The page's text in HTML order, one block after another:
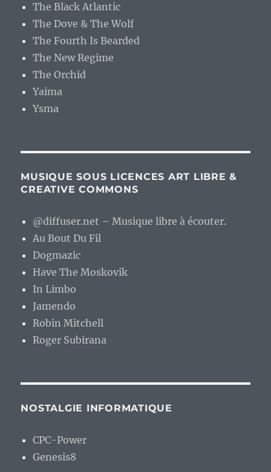
The Black Atlantic
The Dove & The Wolf
The Fourth Is Bearded
The New Regime
The Orchid
Yaima
Ysma
MUSIQUE SOUS LICENCES ART LIBRE &
CREATIVE COMMONS
@diffuser.net – Musique libre à écouter.
Au Bout Du Fil
Dogmazic
Have The Moskovik
In Limbo
Jamendo
Robin Mitchell
Roger Subirana
NOSTALGIE INFORMATIQUE
CPC-Power
Genesis8